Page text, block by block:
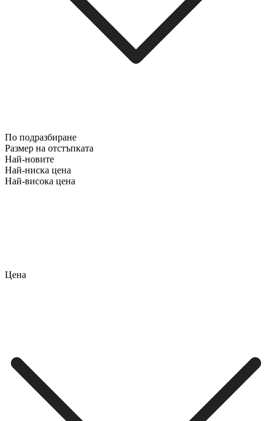
По подразбиране
Размер на отстъпката
Най-новите
Най-ниска цена
Най-висока цена
Цена